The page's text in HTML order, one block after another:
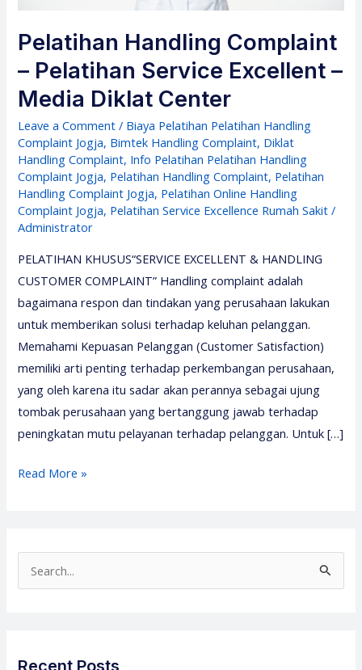
Pelatihan Handling Complaint
– Pelatihan Service Excellent –
Media Diklat Center
Leave a Comment / Biaya Pelatihan Pelatihan Handling
Complaint Jogja, Bimtek Handling Complaint, Diklat
Handling Complaint, Info Pelatihan Pelatihan Handling
Complaint Jogja, Pelatihan Handling Complaint, Pelatihan
Handling Complaint Jogja, Pelatihan Online Handling
Complaint Jogja, Pelatihan Service Excellence Rumah Sakit /
Administrator
PELATIHAN KHUSUS“SERVICE EXCELLENT & HANDLING
CUSTOMER COMPLAINT” Handling complaint adalah
bagaimana respon dan tindakan yang perusahaan lakukan
untuk memberikan solusi terhadap keluhan pelanggan.
Memahami Kepuasan Pelanggan (Customer Satisfaction)
memiliki arti penting terhadap perkembangan perusahaan,
yang oleh karena itu sadar akan perannya sebagai ujung
tombak perusahaan yang bertanggung jawab terhadap
peningkatan mutu pelayanan terhadap pelanggan. Untuk […]
Pelatihan
Service
Read More »
e
c